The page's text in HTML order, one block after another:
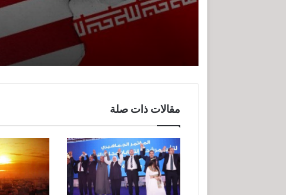
رهان الممكن وعقدة الجغرافيا: قراءة
مهرجان جوائز المعماريين العرب يختتم
مقالات ذات صلة